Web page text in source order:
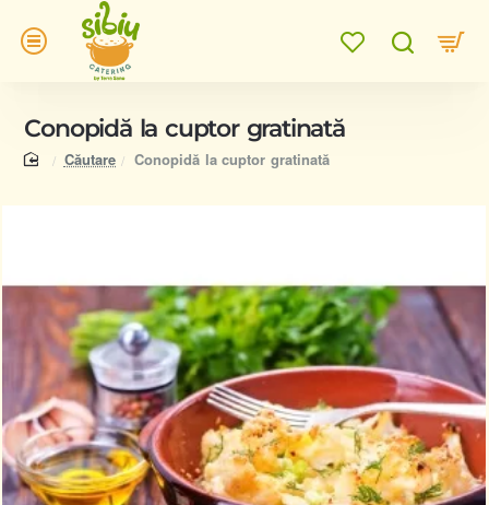
Conopidă la cuptor gratinată
home
Căutare Conopidă la cuptor gratinată